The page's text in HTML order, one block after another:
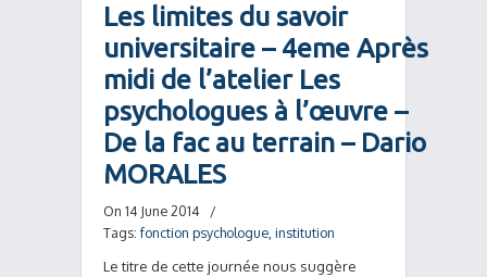
Les limites du savoir
universitaire – 4eme Après
midi de l’atelier Les
psychologues à l’œuvre –
De la fac au terrain – Dario
MORALES
On 14 June 2014
/
Tags:fonction psychologue institution
Le titre de cette journée nous suggère